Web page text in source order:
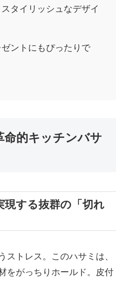
タイリッシュなデザイ
ントにもぴったりで
命的キッチンバサ
する抜群の「切れ
トレス。このハサミは、
をがっちりホールド。皮付